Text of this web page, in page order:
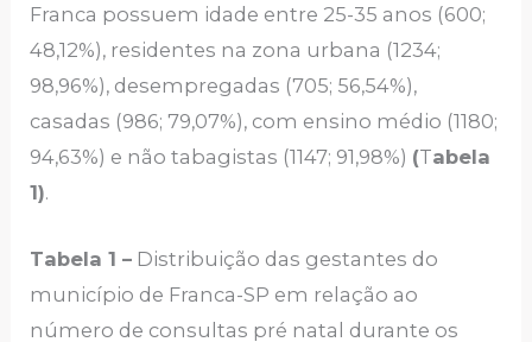
Franca possuem idade entre 25-35 anos (600;
48,12%), residentes na zona urbana (1234;
98,96%), desempregadas (705; 56,54%),
casadas (986; 79,07%), com ensino médio (1180;
94,63%) e não tabagistas (1147; 91,98%) (Tabela
1).
Tabela 1– Distribuição das gestantes do
município de Franca-SP em relação ao
número de consultas pré natal durante os